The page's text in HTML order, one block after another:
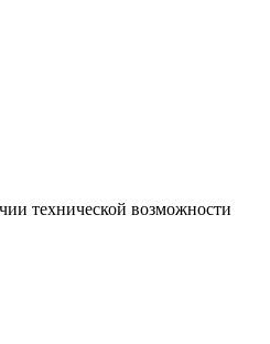
технической возможности